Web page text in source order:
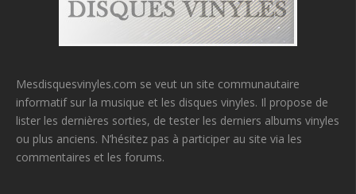
Mesdisquesvinyles.com se veut un site communautaire
informatif sur la musique et les disques vinyles. Il propose de
lister les dernières sorties, de tester les derniers albums vinyles
ou plus anciens. N’hésitez pas à participer au site via les
commentaires et les forums.